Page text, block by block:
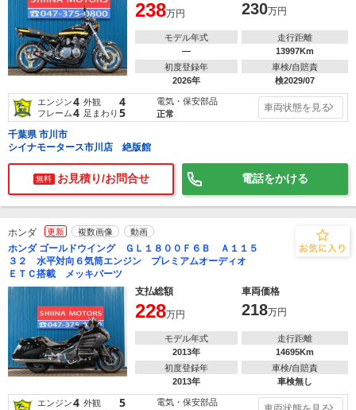
238万円 230万円
モデル年式
―
走行距離
13997Km
初度登録年
2026年
車検/自賠責
検2029/07
エンジン4 外観 4
フレーム4 足まわり 5
電気・保安部品
正常
車両状態を見る
千葉県 市川市
シイナモータース市川店 絶版館
無料 お見積り/お問合せ 電話をかける
ホンダ 更新 複数画像 動画
ホンダ ゴールドウイング ＧＬ１８００Ｆ６Ｂ Ａ１１５
３２ 水平対向６気筒エンジン プレミアムオーディオ
ＥＴＣ搭載 メッキパーツ
支払総額
車両価格
228万円 218万円
モデル年式
2013年
走行距離
14695Km
初度登録年
2013年
車検/自賠責
車検無し
エンジン4 外観 5
電気・保安部品